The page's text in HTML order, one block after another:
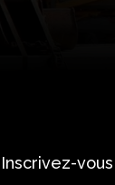
Inscrivez-